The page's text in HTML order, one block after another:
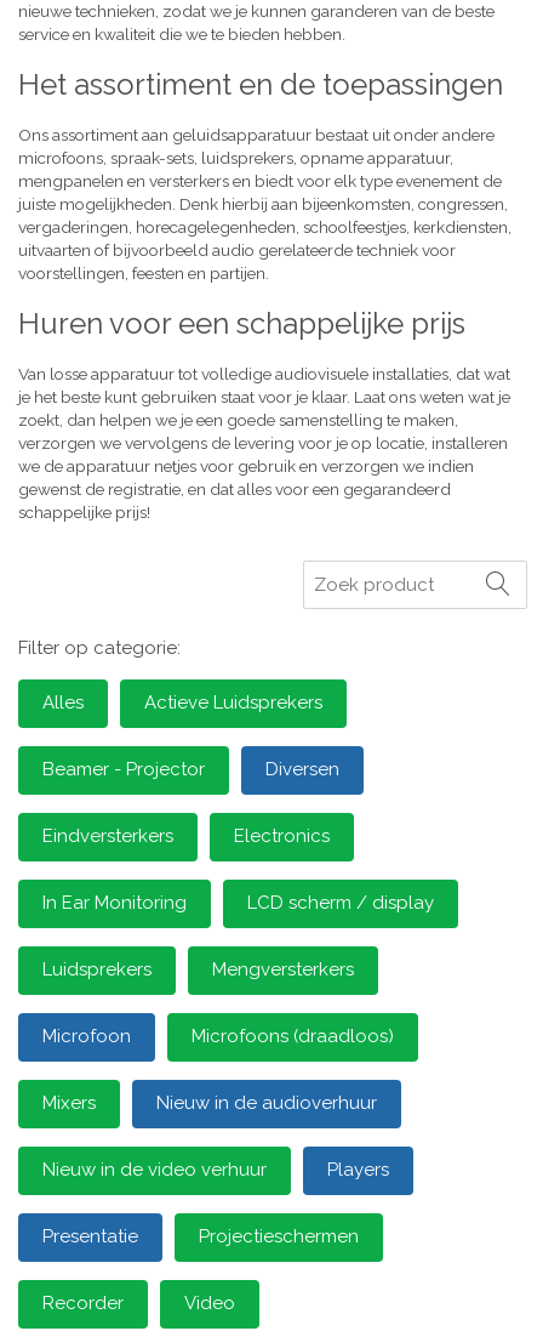
nieuwe technieken, zodat we je kunnen garanderen van de beste
service en kwaliteit die we te bieden hebben.
Het assortiment en de toepassingen
Ons assortiment aan geluidsapparatuur bestaat uit onder andere
microfoons, spraak-sets, luidsprekers, opname apparatuur,
mengpanelen en versterkers en biedt voor elk type evenement de
juiste mogelijkheden. Denk hierbij aan bijeenkomsten, congressen,
vergaderingen, horecagelegenheden, schoolfeestjes, kerkdiensten,
uitvaarten of bijvoorbeeld audio gerelateerde techniek voor
voorstellingen, feesten en partijen.
Huren voor een schappelijke prijs
Van losse apparatuur tot volledige audiovisuele installaties, dat wat
je het beste kunt gebruiken staat voor je klaar. Laat ons weten wat je
zoekt, dan helpen we je een goede samenstelling te maken,
verzorgen we vervolgens de levering voor je op locatie, installeren
we de apparatuur netjes voor gebruik en verzorgen we indien
gewenst de registratie, en dat alles voor een gegarandeerd
schappelijke prijs!
Zoeken
Filter op categorie:
Alles Actieve Luidsprekers
Beamer - Projector Diversen
Eindversterkers Electronics
In Ear Monitoring LCD scherm / display
Luidsprekers Mengversterkers
Microfoon Microfoons (draadloos)
Mixers Nieuw in de audioverhuur
Nieuw in de video verhuur Players
Presentatie Projectieschermen
Recorder Video